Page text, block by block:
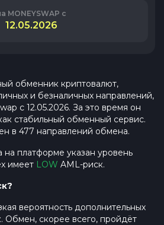
MONEYSWAP с
12.05.2026
обменник криптовалют,
и безналичных направлений,
с 12.05.2026. За это время он
стабильный обменный сервис.
в 477 направлений обмена.
платформе указан уровень
имеет LOW AML-риск.
вероятность дополнительных
Обмен, скорее всего, пройдёт